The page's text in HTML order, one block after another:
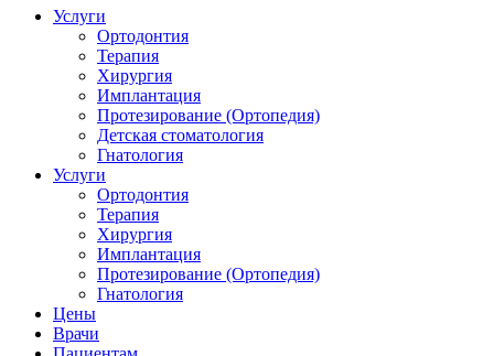
Услуги
Ортодонтия
Терапия
Хирургия
Имплантация
Протезирование (Ортопедия)
Детская стоматология
Гнатология
Услуги
Ортодонтия
Терапия
Хирургия
Имплантация
Протезирование (Ортопедия)
Гнатология
Цены
Врачи